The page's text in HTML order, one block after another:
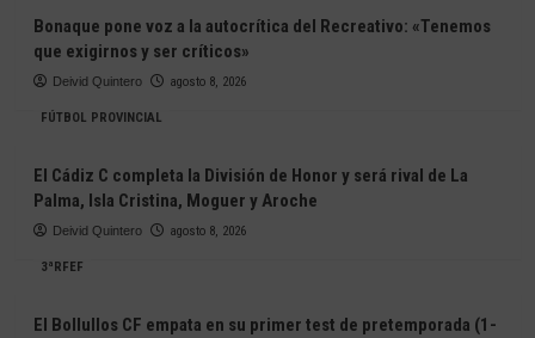
Bonaque pone voz a la autocrítica del Recreativo: «Tenemos
que exigirnos y ser críticos»
Deivid Quintero agosto 8, 2026
FÚTBOL PROVINCIAL
El Cádiz C completa la División de Honor y será rival de La
Palma, Isla Cristina, Moguer y Aroche
Deivid Quintero agosto 8, 2026
3ªRFEF
El Bollullos CF empata en su primer test de pretemporada (1-